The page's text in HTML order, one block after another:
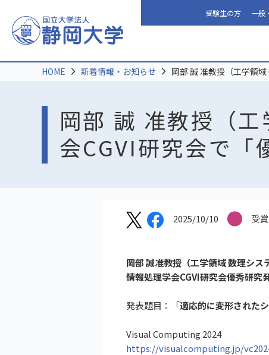
受験生の方 一般
岡部 誠 准教授（
会CGVI研究会で「
HOME 新着情報・お知らせ 岡部 誠 准教授（工学領
2025/10/10 受
岡部 誠准教授（工学領域 数理シ
情報処理学会CGVI研究会優秀研究
発表題目：「適応的に変形された
Visual Computing 2024
https://visualcomputing.jp/